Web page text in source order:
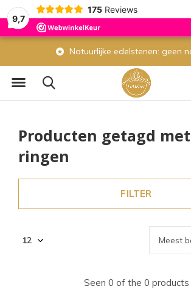
9,7
175 Reviews
Natuurlijke edelstenen: geen
Producten getagd
ringen
FILTER
Seen 0 of the 0 products